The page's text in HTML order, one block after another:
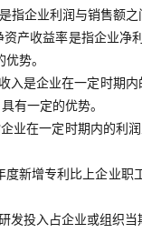
指企业利润与销售额
资产收益率是指企业净
势。
入是企业在一定时期
有一定的优势。
业在一定时期内的利
度新增专利比上企业
发投入占企业或组织